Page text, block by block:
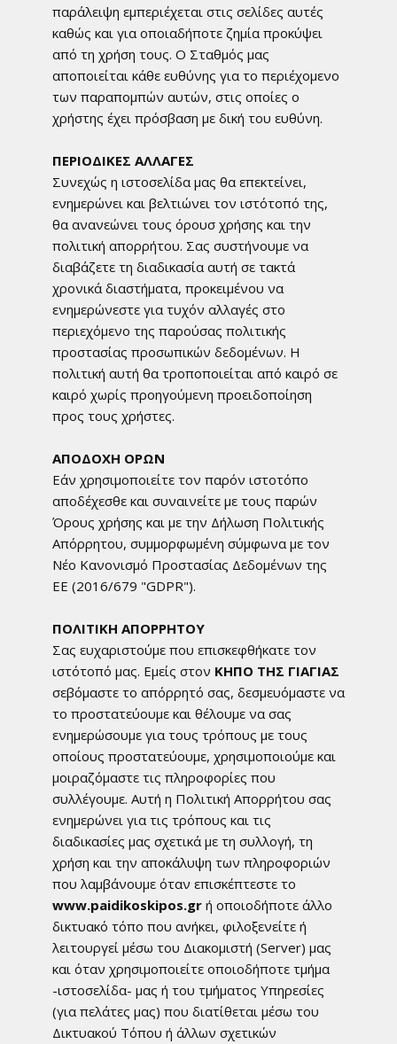
παράλειψη εμπεριέχεται στις σελίδες αυτές
καθώς και για οποιαδήποτε ζημία προκύψει
από τη χρήση τους. O Σταθμός μας
αποποιείται κάθε ευθύνης για το περιέχομενο
των παραπομπών αυτών, στις οποίες ο
χρήστης έχει πρόσβαση με δική του ευθύνη.
ΠΕΡΙΟΔΙΚΕΣ ΑΛΛΑΓΕΣ
Συνεχώς η ιστοσελίδα μας θα επεκτείνει,
ενημερώνει και βελτιώνει τον ιστότοπό της,
θα ανανεώνει τους όρουσ χρήσης και την
πολιτική απορρήτου. Σας συστήνουμε να
διαβάζετε τη διαδικασία αυτή σε τακτά
χρονικά διαστήματα, προκειμένου να
ενημερώνεστε για τυχόν αλλαγές στο
περιεχόμενο της παρούσας πολιτικής
προστασίας προσωπικών δεδομένων. Η
πολιτική αυτή θα τροποποιείται από καιρό σε
καιρό χωρίς προηγούμενη προειδοποίηση
προς τους χρήστες.
ΑΠΟΔΟΧΗ ΟΡΩΝ
Εάν χρησιμοποιείτε τον παρόν ιστοτόπο
αποδέχεσθε και συναινείτε με τους παρών
Όρους χρήσης και με την Δήλωση Πολιτικής
Απόρρητου, συμμορφωμένη σύμφωνα με τον
Νέο Κανονισμό Προστασίας Δεδομένων της
ΕΕ (2016/679 "GDPR").
ΠΟΛΙΤΙΚΗ ΑΠΟΡΡΗΤΟΥ
Σας ευχαριστούμε που επισκεφθήκατε τον
ιστότοπό μας. Ε​μείς στον ΚΗΠΟ ΤΗΣ ΓΙΑΓΙΑΣ
σεβόμαστε το απόρρητό σας, δεσμευόμαστε να
το προστατεύουμε και θέλουμε να σας
ενημερώσουμε για τους τρόπους με τους
οποίους προστατεύουμε, χρησιμοποιούμε και
μοιραζόμαστε τις πληροφορίες που
συλλέγουμε. Αυτή η Πολιτική Απορρήτου σας
ενημερώνει για τις τρόπους και τις
διαδικασίες μας σχετικά με τη συλλογή, τη
χρήση και την αποκάλυψη των πληροφοριών
που λαμβάνουμε όταν επισκέπτεστε το
www.paidikoskipos.gr ή οποιοδήποτε άλλο
δικτυακό τόπο που ανήκει, φιλοξενείτε ή
λειτουργεί μέσω του Διακομιστή (Server) μας
και όταν χρησιμοποιείτε οποιοδήποτε τμήμα
-ιστοσελίδα- μας ή του τμήματος Υπηρεσίες
(για πελάτες μας) που διατίθεται μέσω του
Δικτυακού Τόπου ή άλλων σχετικών